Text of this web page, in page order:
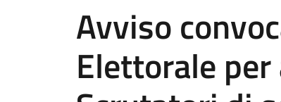
Avviso
Elettorale